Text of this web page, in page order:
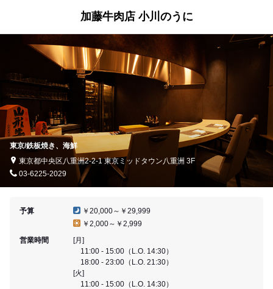
加藤牛肉店 小川のうに
東京/鉄板焼き、海鮮
東京都中央区八重洲2-2-1 東京ミッドタウン八重洲 3F
03-6225-2029
予算
￥20,000～￥29,999
￥2,000～￥2,999
営業時間
[月]
11:00 - 15:00（L.O. 14:30）
18:00 - 23:00（L.O. 21:30）
[火]
11:00 - 15:00（L.O. 14:30）